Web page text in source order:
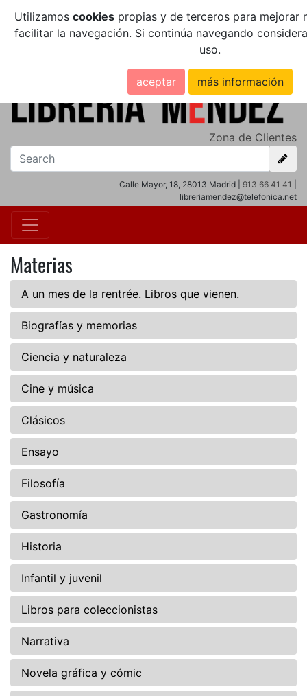
Utilizamos cookiespropias y de terceros para mejorar
facilitar la navegación. Si continúa navegando
uso.
aceptar más información
Zona de Clientes
Calle Mayor, 18, 28013 Madrid | 913 66 41 41
libreriamendez@telefonica.net
Materias
A un mes de la rentrée. Libros que vienen.
Biografías y memorias
Ciencia y naturaleza
Cine y música
Clásicos
Ensayo
Filosofía
Gastronomía
Historia
Infantil y juvenil
Libros para coleccionistas
Narrativa
Novela gráfica y cómic